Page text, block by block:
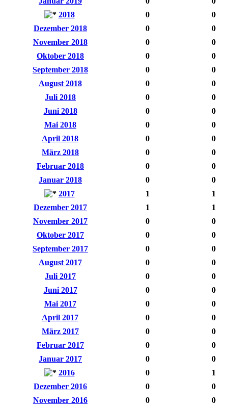
2018
0
0
Dezember 2018
0
0
November 2018
0
0
Oktober 2018
0
0
September 2018
0
0
August 2018
0
0
Juli 2018
0
0
Juni 2018
0
0
Mai 2018
0
0
April 2018
0
0
März 2018
0
0
Februar 2018
0
0
Januar 2018
0
0
2017
1
1
Dezember 2017
1
1
November 2017
0
0
Oktober 2017
0
0
September 2017
0
0
August 2017
0
0
Juli 2017
0
0
Juni 2017
0
0
Mai 2017
0
0
April 2017
0
0
März 2017
0
0
Februar 2017
0
0
Januar 2017
0
0
2016
0
1
Dezember 2016
0
0
November 2016
0
0